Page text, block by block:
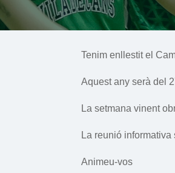
Tenim enllestit el
Aquest any serà del
La setmana vinent
La reunió
Animeu-vos